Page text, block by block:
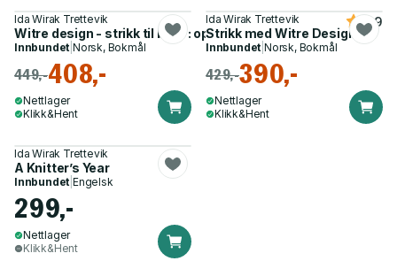
Ida Wirak Trettevik
Witre design - strikk til barn : oppskrifter 2-12 år
Innbundet |Norsk, Bokmål
449,-408,-
Nettlager
Klikk&Hent
Ida Wirak Trettevik
Strikk med Witre Design
4.9
Innbundet |Norsk, Bokmål
429,-390,-
Nettlager
Klikk&Hent
Ida Wirak Trettevik
A Knitter’s Year
Innbundet |Engelsk
299,-
Nettlager
Klikk&Hent